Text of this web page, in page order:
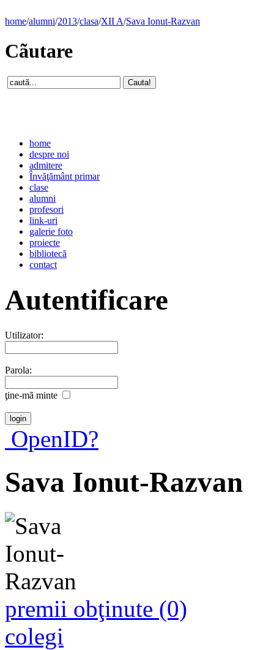
home/alumni/2013/clasa/XII A/Sava Ionut-Razvan
Cãutare
home
despre noi
admitere
Învăţământ primar
clase
alumni
profesori
link-uri
galerie foto
proiecte
bibliotecă
contact
Autentificare
Utilizator:
Parola:
ţine-mã minte
OpenID?
Sava Ionut-Razvan
premii obţinute (0)
colegi